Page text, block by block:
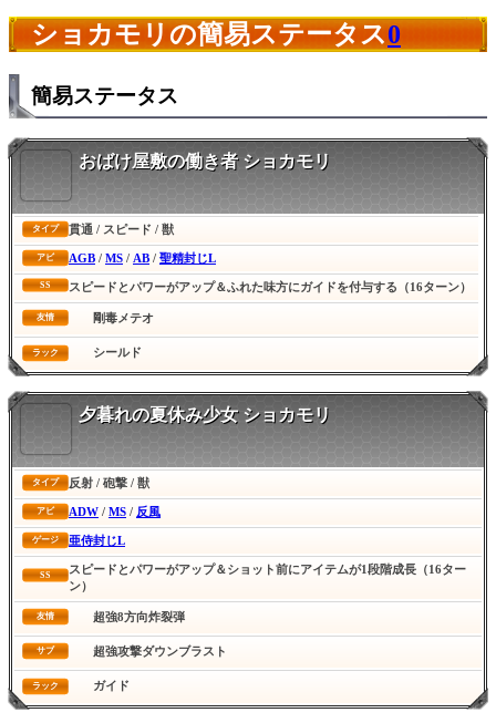
ショカモリの簡易ステータス0
簡易ステータス
おばけ屋敷の働き者 ショカモリ
タイプ 貫通 / スピード / 獣
アビ AGB / MS / AB / 聖精封じL
SS スピードとパワーがアップ＆ふれた味方にガイドを付与する（16ターン）
友情 剛毒メテオ
ラック シールド
夕暮れの夏休み少女 ショカモリ
タイプ 反射 / 砲撃 / 獣
アビ ADW / MS / 反風
ゲージ 亜侍封じL
SS
スピードとパワーがアップ＆ショット前にアイテムが1段階成長（16ター
ン）
友情 超強8方向炸裂弾
サブ 超強攻撃ダウンブラスト
ラック ガイド